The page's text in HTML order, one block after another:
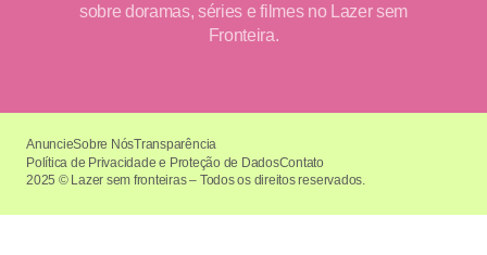
sobre doramas, séries e filmes no Lazer sem
Fronteira.
2025 © Lazer sem fronteiras – Todos os direitos reservados.
AnuncieSobre NósTransparência
Política de Privacidade e Proteção de DadosContato